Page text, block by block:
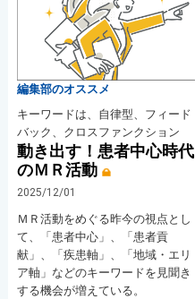
編集部のオススメ
キーワードは、自律型、フィード
バック、クロスファンクション
動き出す！患者中心時代
のＭＲ活動
2025/12/01
ＭＲ活動をめぐる昨今の視点とし
て、「患者中心」、「患者貢
献」、「疾患軸」、「地域・エリ
ア軸」などのキーワードを見聞き
する機会が増えている。